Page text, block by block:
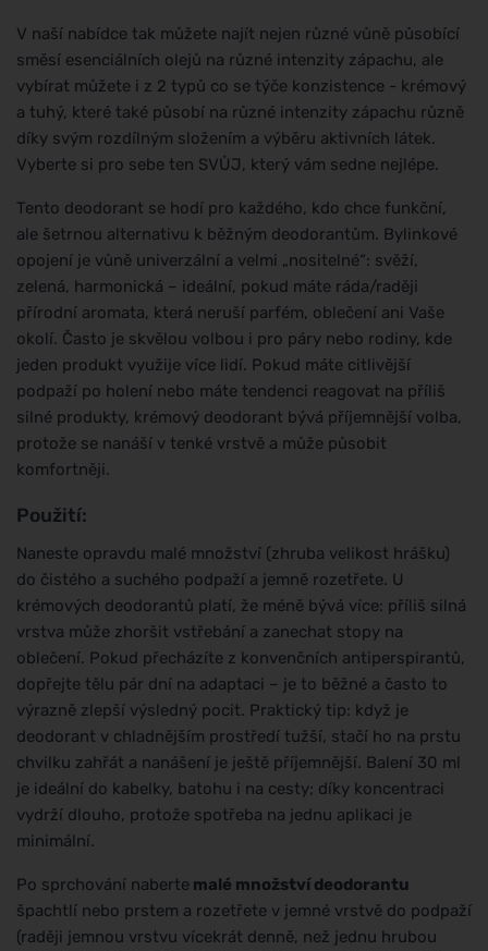
V naší nabídce tak můžete najít nejen různé vůně působící
směsí esenciálních olejů na různé intenzity zápachu, ale
vybírat můžete i z 2 typů co se týče konzistence - krémový
a tuhý, které také působí na různé intenzity zápachu různě
díky svým rozdílným složením a výběru aktivních látek.
Vyberte si pro sebe ten SVŮJ, který vám sedne nejlépe.
Tento deodorant se hodí pro každého, kdo chce funkční,
ale šetrnou alternativu k běžným deodorantům. Bylinkové
opojení je vůně univerzální a velmi „nositelné“: svěží,
zelená, harmonická – ideální, pokud máte ráda/raději
přírodní aromata, která neruší parfém, oblečení ani Vaše
okolí. Často je skvělou volbou i pro páry nebo rodiny, kde
jeden produkt využije více lidí. Pokud máte citlivější
podpaží po holení nebo máte tendenci reagovat na příliš
silné produkty, krémový deodorant bývá příjemnější volba,
protože se nanáší v tenké vrstvě a může působit
komfortněji.
Použití:
Naneste opravdu malé množství (zhruba velikost hrášku)
do čistého a suchého podpaží a jemně rozetřete. U
krémových deodorantů platí, že méně bývá více: příliš silná
vrstva může zhoršit vstřebání a zanechat stopy na
oblečení. Pokud přecházíte z konvenčních antiperspirantů,
dopřejte tělu pár dní na adaptaci – je to běžné a často to
výrazně zlepší výsledný pocit. Praktický tip: když je
deodorant v chladnějším prostředí tužší, stačí ho na prstu
chvilku zahřát a nanášení je ještě příjemnější. Balení 30 ml
je ideální do kabelky, batohu i na cesty; díky koncentraci
vydrží dlouho, protože spotřeba na jednu aplikaci je
minimální.
Po sprchování naberte malé množství deodorantu
špachtlí nebo prstem a rozetřete v jemné vrstvě do podpaží
(raději jemnou vrstvu vícekrát denně, než jednu hrubou